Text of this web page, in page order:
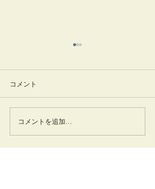
一味神水
コメント
コメントを追加…